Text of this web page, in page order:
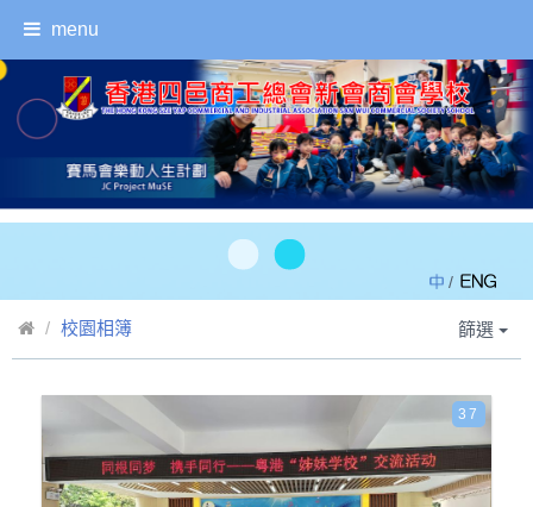
menu
/
校園相簿 篩選
37